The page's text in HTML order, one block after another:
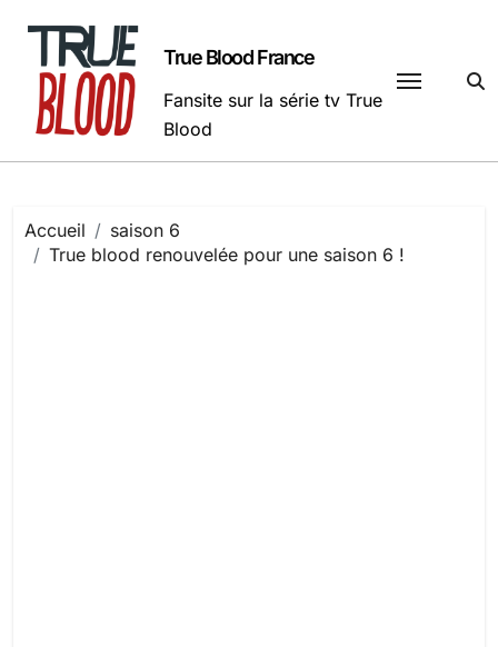
contenu
True Blood France
Fansite sur la série tv True
Blood
Accueil
saison 6
True blood renouvelée pour une saison 6 !